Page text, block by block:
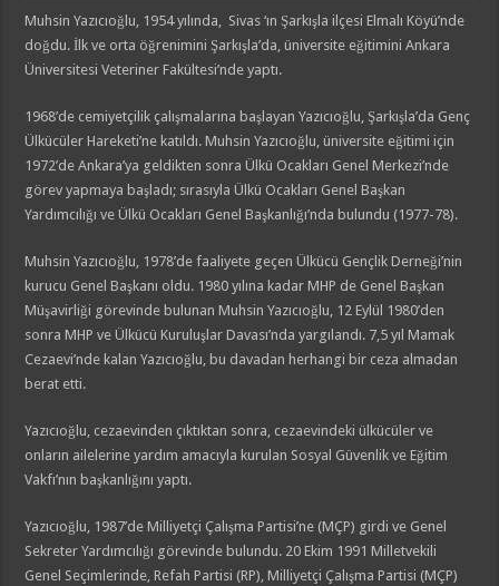
Muhsin Yazıcıoğlu, 1954 yılında, Sivas ‘ın Şarkışla ilçesi Elmalı Köyü’nde
doğdu. İlk ve orta öğrenimini Şarkışla’da, üniversite eğitimini Ankara
Üniversitesi Veteriner Fakültesi’nde yaptı.
1968’de cemiyetçilik çalışmalarına başlayan Yazıcıoğlu, Şarkışla’da Genç
Ülkücüler Hareketi’ne katıldı. Muhsin Yazıcıoğlu, üniversite eğitimi için
1972’de Ankara’ya geldikten sonra Ülkü Ocakları Genel Merkezi’nde
görev yapmaya başladı; sırasıyla Ülkü Ocakları Genel Başkan
Yardımcılığı ve Ülkü Ocakları Genel Başkanlığı’nda bulundu (1977-78).
Muhsin Yazıcıoğlu, 1978’de faaliyete geçen Ülkücü Gençlik Derneği’nin
kurucu Genel Başkanı oldu. 1980 yılına kadar MHP de Genel Başkan
Müşavirliği görevinde bulunan Muhsin Yazıcıoğlu, 12 Eylül 1980’den
sonra MHP ve Ülkücü Kuruluşlar Davası’nda yargılandı. 7,5 yıl Mamak
Cezaevi’nde kalan Yazıcıoğlu, bu davadan herhangi bir ceza almadan
berat etti.
Yazıcıoğlu, cezaevinden çıktıktan sonra, cezaevindeki ülkücüler ve
onların ailelerine yardım amacıyla kurulan Sosyal Güvenlik ve Eğitim
Vakfı’nın başkanlığını yaptı.
Yazıcıoğlu, 1987’de Milliyetçi Çalışma Partisi’ne (MÇP) girdi ve Genel
Sekreter Yardımcılığı görevinde bulundu. 20 Ekim 1991 Milletvekili
Genel Seçimlerinde, Refah Partisi (RP), Milliyetçi Çalışma Partisi (MÇP)